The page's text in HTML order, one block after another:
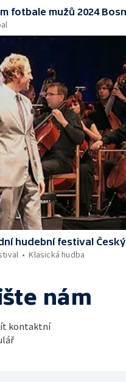
fotbale mužů 2024
hudební festival
Klasická hudba
nám
kontaktní